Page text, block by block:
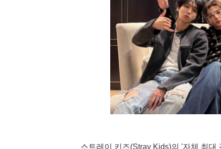
스트레이 키즈(Stray Kids)의 '자체 최대